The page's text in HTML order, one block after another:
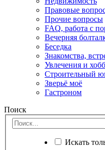
Правовые
Прочие вопросы
FAQ, работа с
Вечерняя
Беседка
Знакомства,
Увлечения и
Строительный
Зверьё моё
Гастроном
Поиск
Искать